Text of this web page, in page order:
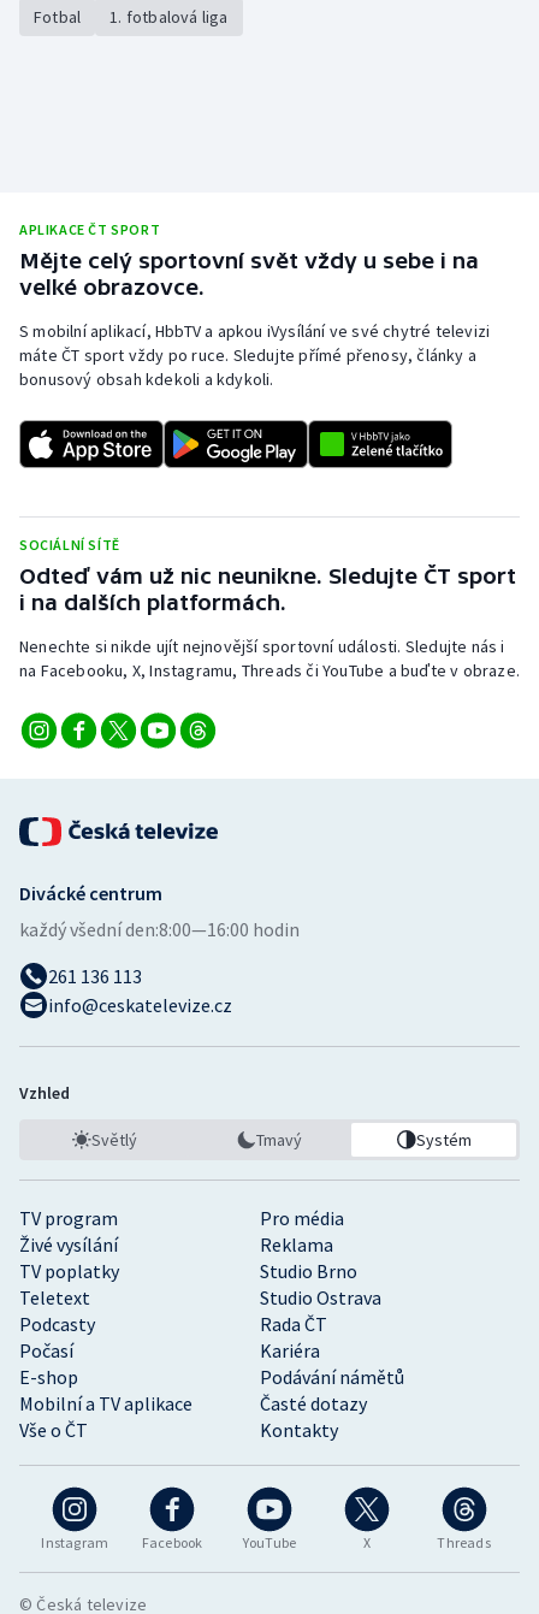
Stolní tenis
Ostatní
Fotbal 1. fotbalová liga
APLIKACE ČT SPORT
Mějte celý sportovní svět vždy u sebe i na
velké obrazovce.
S mobilní aplikací, HbbTV a apkou iVysílání ve své chytré televizi
máte ČT sport vždy po ruce. Sledujte přímé přenosy, články a
bonusový obsah kdekoli a kdykoli.
SOCIÁLNÍ SÍTĚ
Odteď vám už nic neunikne. Sledujte ČT sport
i na dalších platformách.
Nenechte si nikde ujít nejnovější sportovní události. Sledujte nás i
na Facebooku, X, Instagramu, Threads či YouTube a buďte v obraze.
Instagram Facebook YouTube X Threads
TV program
Pro média
Živé vysílání
Reklama
TV poplatky
Studio Brno
Teletext
Studio Ostrava
Podcasty
Rada ČT
Počasí
Kariéra
E-shop
Podávání námětů
Mobilní a TV aplikace
Časté dotazy
Vše o ČT
Kontakty
Divácké centrum
každý všední den:8:00—16:00 hodin
261 136 113
info@ceskatelevize.cz
Vzhled
Světlý Tmavý Systém
© Česká televize